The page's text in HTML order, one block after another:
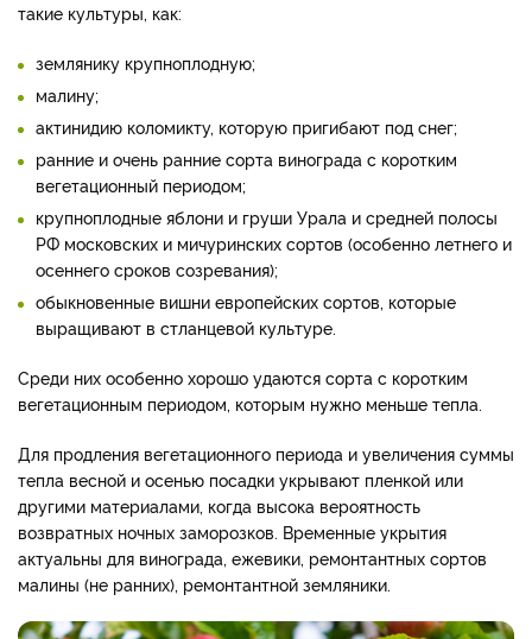
такие культуры, как:
землянику крупноплодную;
малину;
актинидию коломикту, которую пригибают под снег;
ранние и очень ранние сорта винограда с коротким
вегетационный периодом;
крупноплодные яблони и груши Урала и средней полосы
РФ московских и мичуринских сортов (особенно летнего и
осеннего сроков созревания);
обыкновенные вишни европейских сортов, которые
выращивают в стланцевой культуре.
Среди них особенно хорошо удаются сорта с коротким
вегетационным периодом, которым нужно меньше тепла.
Для продления вегетационного периода и увеличения суммы
тепла весной и осенью посадки укрывают пленкой или
другими материалами, когда высока вероятность
возвратных ночных заморозков. Временные укрытия
актуальны для винограда, ежевики, ремонтантных сортов
малины (не ранних), ремонтантной земляники.